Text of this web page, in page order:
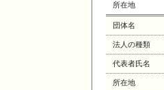
所在地
団体名
法人の種類
代表者氏名
所在地